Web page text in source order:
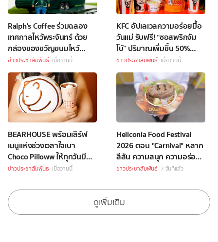
Ralph's Coffee ร่วมฉลอง
เทศกาลไหว้พระจันทร์ ด้วย
กล่องของขวัญขนมไหว้
พระจันทร์สุดพิเศษ
ข่าวประชาสัมพันธ์ เมื่อวานนี้
KFC อัปเลเวลความอร่อยมื้อ
วันแม่ รับฟรี! “ซอสพริกจัม
โบ้” ปริมาณเพิ่มขึ้น 50%
เพียงซื้อชุดบักเก็ตที่ร่วม
รายการราคา 349 บาทขึ้นไป
ข่าวประชาสัมพันธ์ เมื่อวานนี้
BEARHOUSE พร้อมเสิร์ฟ
เมนูแห่งช่วงเวลาใจเบา
Choco Pilloww ให้ทุกวันมี
“Soft Moment”
ข่าวประชาสัมพันธ์ เมื่อวานนี้
Heliconia Food Festival
2026 ตอน "Carnival" หลาก
สีสัน ความสนุก ความอร่อย
Celebrity Chef กว่า 70 ชีวิต
ข่าวประชาสัมพันธ์ 7 วันที่แล้ว
ดูเพิ่มเติม